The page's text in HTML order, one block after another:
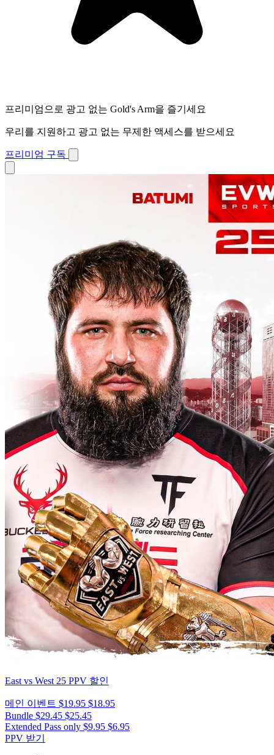
프리미엄으로 광고 없는 Gold's Arm을 즐기세요
우리를 지원하고 광고 없는 무제한 액세스를 받으세요
프리미엄 구독
East vs West 25 PPV 할인
메인 이벤트 $19.95 $18.95
Bundle $29.45 $25.45
Extended Pass only $9.95 $6.95
PPV 받기